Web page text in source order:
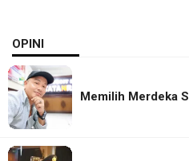
OPINI
Memilih Merdeka